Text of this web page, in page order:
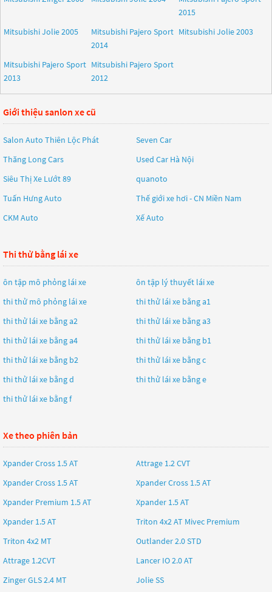
2015
Mitsubishi Jolie 2005
Mitsubishi Pajero Sport
2014
Mitsubishi Jolie 2003
Mitsubishi Pajero Sport
2013
Mitsubishi Pajero Sport
2012
Giới thiệu sanlon xe cũ
Salon Auto Thiên Lộc Phát
Seven Car
Thăng Long Cars
Used Car Hà Nội
Siêu Thị Xe Lướt 89
quanoto
Tuấn Hưng Auto
Thế giới xe hơi - CN Miền Nam
CKM Auto
Xế Auto
Thi thử bằng lái xe
ôn tập mô phỏng lái xe
ôn tập lý thuyết lái xe
thi thử mô phỏng lái xe
thi thử lái xe bằng a1
thi thử lái xe bằng a2
thi thử lái xe bằng a3
thi thử lái xe bằng a4
thi thử lái xe bằng b1
thi thử lái xe bằng b2
thi thử lái xe bằng c
thi thử lái xe bằng d
thi thử lái xe bằng e
thi thử lái xe bằng f
Xe theo phiên bản
Xpander Cross 1.5 AT
Attrage 1.2 CVT
Xpander Cross 1.5 AT
Xpander Cross 1.5 AT
Xpander Premium 1.5 AT
Xpander 1.5 AT
Xpander 1.5 AT
Triton 4x2 AT Mivec Premium
Triton 4x2 MT
Outlander 2.0 STD
Attrage 1.2CVT
Lancer IO 2.0 AT
Zinger GLS 2.4 MT
Jolie SS